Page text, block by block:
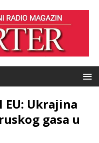
EU: Ukrajina
gasa u